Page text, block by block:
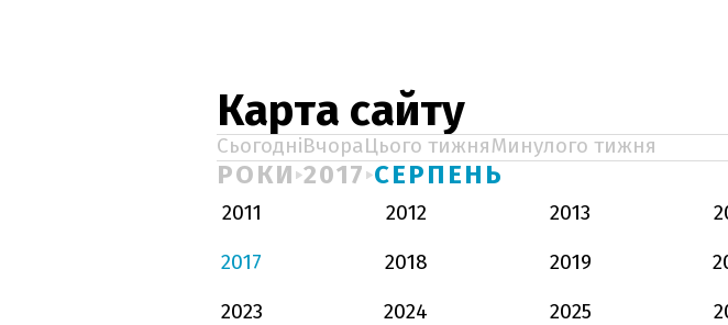
Карта сайту
СьогодніВчораЦього тижняМинулого тижня
РОКИ 2017 СЕРПЕНЬ
2011 2012 2013
2017
2018 2019
2023
2024 2025